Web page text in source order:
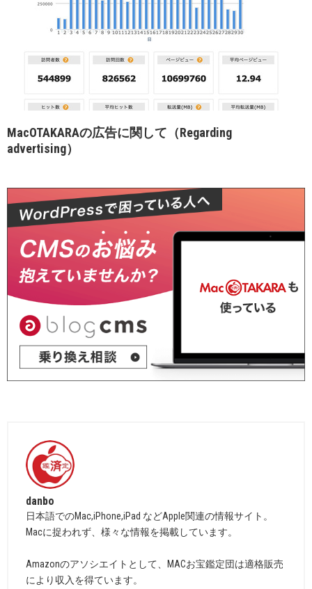
MacOTAKARAの広告に関して（Regarding
advertising）
danbo
日本語でのMac,iPhone,iPad などApple関連の情報サイト。
Macに捉われず、様々な情報を掲載しています。
Amazonのアソシエイトとして、MACお宝鑑定団は適格販売
により収入を得ています。